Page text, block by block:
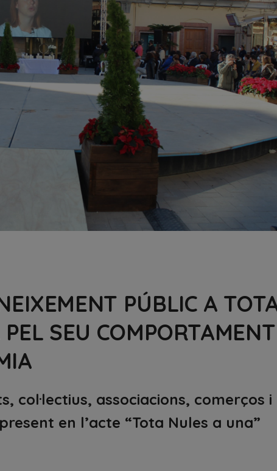
PÚBLIC A
SEU COMPORTAMENT
col·lectius, associacions, comerços i
en l’acte “Tota Nules a una”